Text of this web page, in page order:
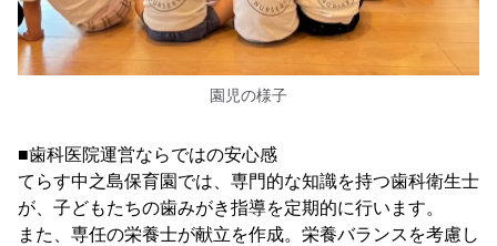
園児の様子
■歯科医院運営ならではの安心感
てらす中之島保育園では、専門的な知識を持つ歯科衛生士
が、子どもたちの歯みがき指導を定期的に行います。
また、専任の栄養士が献立を作成。栄養バランスを考慮し